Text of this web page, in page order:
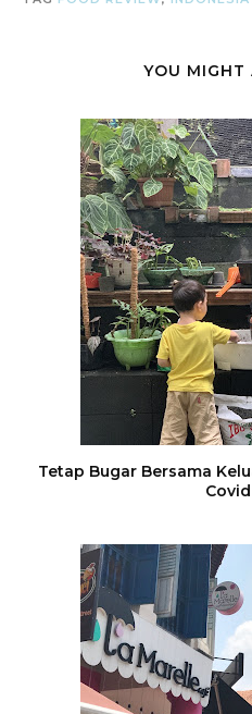
YOU MIGHT
Tetap Bugar Bersama